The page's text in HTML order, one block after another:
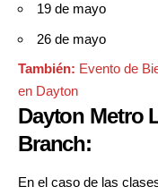
19 de mayo
26 de mayo
También: Evento de
en Dayton
Dayton Metro
Branch:
En el caso de las